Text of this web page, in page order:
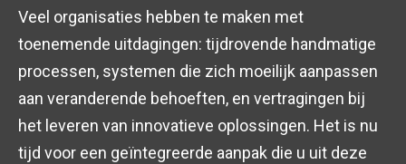
Veel organisaties hebben te maken met
toenemende uitdagingen: tijdrovende handmatige
processen, systemen die zich moeilijk aanpassen
aan veranderende behoeften, en vertragingen bij
het leveren van innovatieve oplossingen. Het is nu
tijd voor een geïntegreerde aanpak die u uit deze